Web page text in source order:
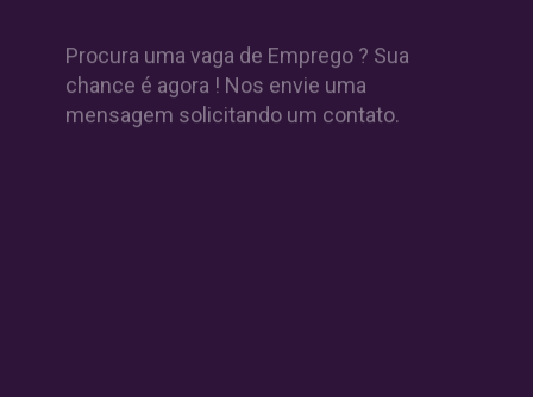
chance é agora ! Nos envie uma
mensagem solicitando um contato.